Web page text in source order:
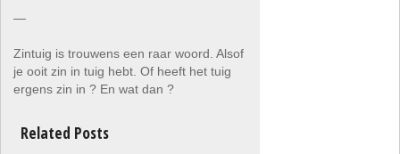
—
Zintuig is trouwens een raar woord. Alsof
je ooit zin in tuig hebt. Of heeft het tuig
ergens zin in ? En wat dan ?
Related Posts